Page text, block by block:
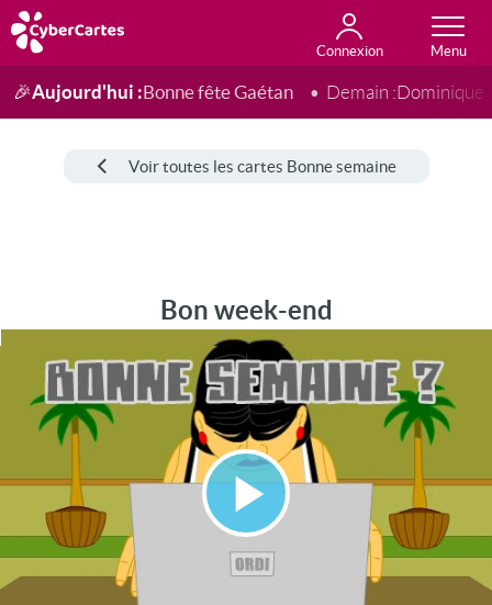
Connexion
Anniversaire
Fête du jour
Amour
Amitié
Merci
Toutes les cartes
🎉Aujourd'hui :Bonne fête Gaétan Demain :Dominique
Voir toutes les cartes Bonne semaine
Bon week-end
Lire